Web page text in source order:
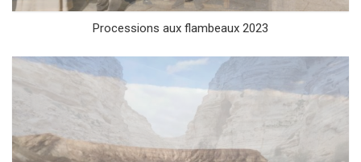
Processions aux flambeaux 2023